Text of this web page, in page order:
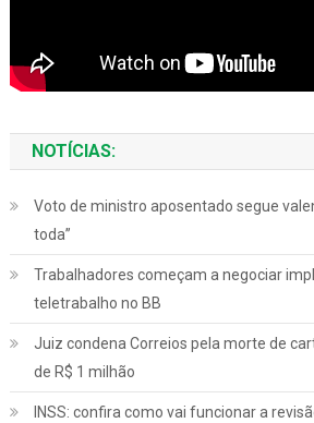
NOTÍCIAS:
Voto de ministro aposentado segue
toda”
Trabalhadores começam a negociar
teletrabalho no BB
Juiz condena Correios pela morte de
de R$ 1 milhão
INSS: confira como vai funcionar a